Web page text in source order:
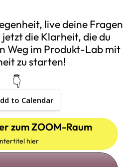
live deine Fragen
die Klarheit, die du
Weg im Produkt-Lab mit
zu starten!
👇
to Calendar
zum ZOOM-Raum
hier